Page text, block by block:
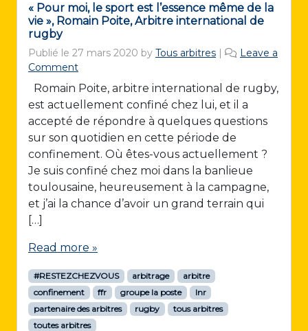
« Pour moi, le sport est l’essence même de la
vie », Romain Poite, Arbitre international de
rugby
Publié le 27 mars 2020 by Tous arbitres |
Leave a
Comment
Romain Poite, arbitre international de rugby,
est actuellement confiné chez lui, et il a
accepté de répondre à quelques questions
sur son quotidien en cette période de
confinement. Où êtes-vous actuellement ?
Je suis confiné chez moi dans la banlieue
toulousaine, heureusement à la campagne,
et j’ai la chance d’avoir un grand terrain qui
[…]
Read more »
#RESTEZCHEZVOUS arbitrage
arbitre
confinement
ffr groupe la poste
lnr
partenaire des arbitres
rugby
tous arbitres
toutes arbitres